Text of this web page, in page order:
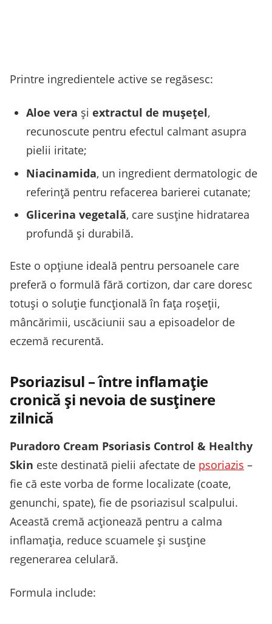
Printre ingredientele active se regăsesc:
Aloe vera și extractul de mușețel,
recunoscute pentru efectul calmant asupra
pielii iritate;
Niacinamida, un ingredient dermatologic de
referință pentru refacerea barierei cutanate;
Glicerina vegetală, care susține hidratarea
profundă și durabilă.
Este o opțiune ideală pentru persoanele care
preferă o formulă fără cortizon, dar care doresc
totuși o soluție funcțională în fața roșeții,
mâncărimii, uscăciunii sau a episoadelor de
eczemă recurentă.
Psoriazisul – între inflamație
cronică și nevoia de susținere
zilnică
Puradoro Cream Psoriasis Control & Healthy
Skin este destinată pielii afectate de psoriazis –
fie că este vorba de forme localizate (coate,
genunchi, spate), fie de psoriazisul scalpului.
Această cremă acționează pentru a calma
inflamația, reduce scuamele și susține
regenerarea celulară.
Formula include: